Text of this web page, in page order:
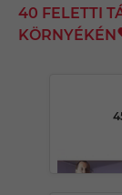
40 FELETTI
KÖRNYÉKÉN